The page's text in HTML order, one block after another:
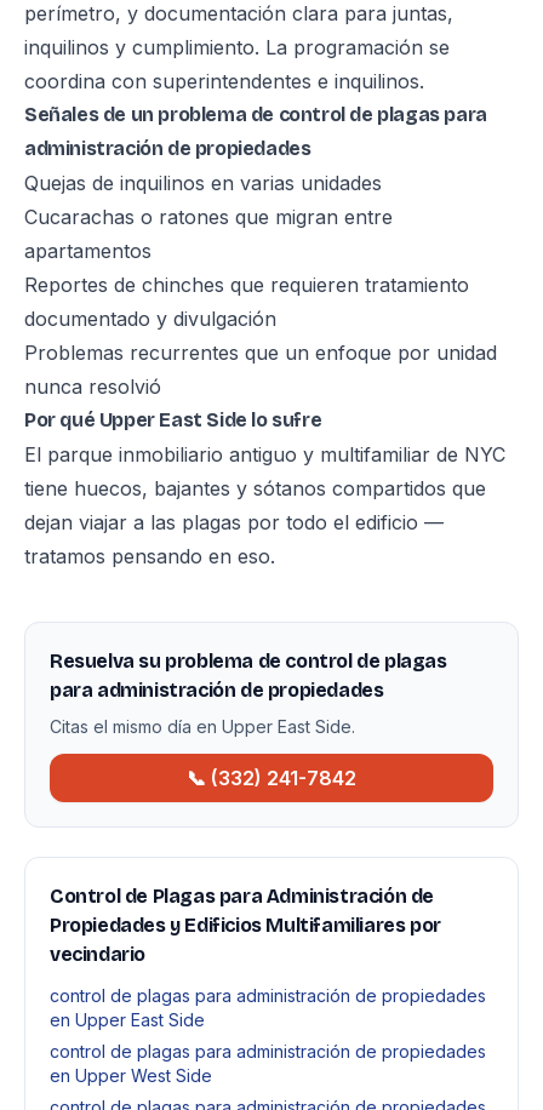
perímetro, y documentación clara para juntas,
inquilinos y cumplimiento. La programación se
coordina con superintendentes e inquilinos.
Señales de un problema de control de plagas para
administración de propiedades
Quejas de inquilinos en varias unidades
Cucarachas o ratones que migran entre
apartamentos
Reportes de chinches que requieren tratamiento
documentado y divulgación
Problemas recurrentes que un enfoque por unidad
nunca resolvió
Por qué Upper East Side lo sufre
El parque inmobiliario antiguo y multifamiliar de NYC
tiene huecos, bajantes y sótanos compartidos que
dejan viajar a las plagas por todo el edificio —
tratamos pensando en eso.
Resuelva su problema de control de plagas
para administración de propiedades
Citas el mismo día en Upper East Side.
📞 (332) 241-7842
Control de Plagas para Administración de
Propiedades y Edificios Multifamiliares por
vecindario
control de plagas para administración de propiedades
en Upper East Side
control de plagas para administración de propiedades
en Upper West Side